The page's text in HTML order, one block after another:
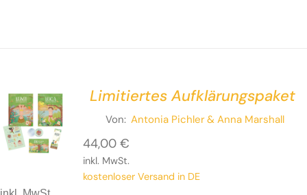
Limitiertes Aufklärungspaket
Von: Antonia Pichler& Anna Marshall
44,00 €
inkl. MwSt.
kostenloser Versand in DE